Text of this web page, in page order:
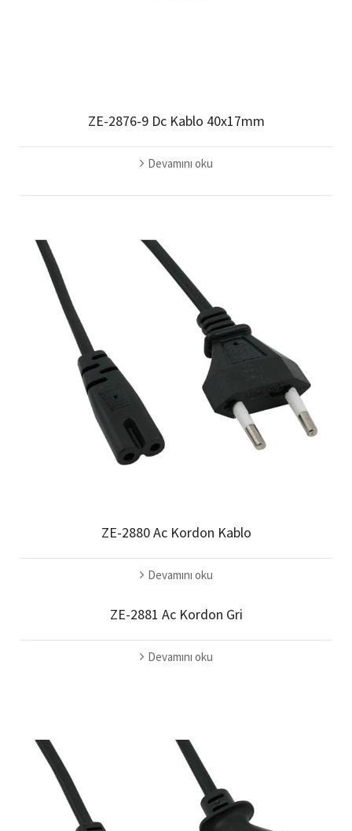
ZE-2876-9 Dc Kablo 40x17mm
Devamını oku
ZE-2880 Ac Kordon Kablo
Devamını oku
ZE-2881 Ac Kordon Gri
Devamını oku